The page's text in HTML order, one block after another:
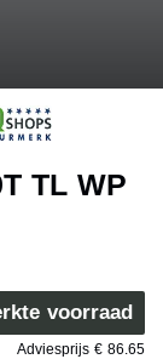
TL WP
voorraad
Adviesprijs € 86.65